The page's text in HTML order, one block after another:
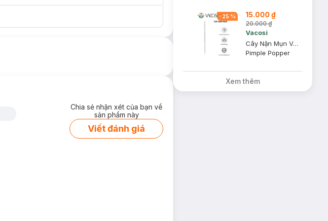
Chia sẻ nhận xét của bạn về
sản phẩm này
Viết đánh giá
-25 % 15.000 ₫
20.000 ₫
Vacosi
Cây Nặn Mụn Vacosi 2 Đầu NM01
Pimple Popper
Xem thêm